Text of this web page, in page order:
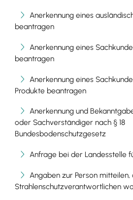
Anerkennung eines
beantragen
Anerkennung eines
beantragen
Anerkennung eines
Produkte beantragen
Anerkennung und
oder Sachverständiger nach § 18
Bundesbodenschutzgesetz
Anfrage bei der Landesstelle
Angaben zur Person
Strahlenschutzverantwortlichen